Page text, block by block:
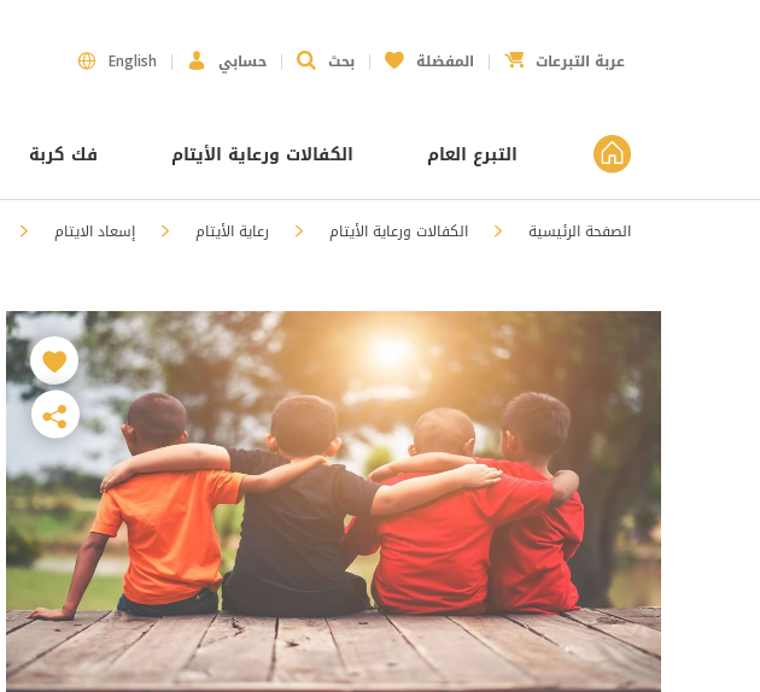
English حسابي بحث المفضلة عربة التبرعات
التبرع العام الكفالات ورعاية الأيتام فك كربة
الصفحة الرئيسية الكفالات ورعاية الأيتام رعاية الأيتام إسعاد الايتام